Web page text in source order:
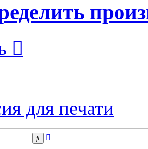
для печати
Поиск